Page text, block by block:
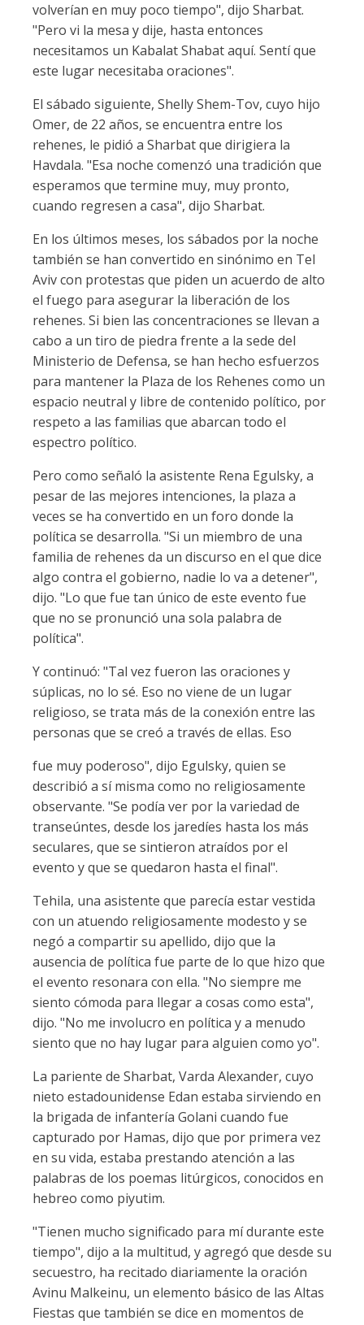
volverían en muy poco tiempo", dijo Sharbat.
"Pero vi la mesa y dije, hasta entonces
necesitamos un Kabalat Shabat aquí. Sentí que
este lugar necesitaba oraciones".
El sábado siguiente, Shelly Shem-Tov, cuyo hijo
Omer, de 22 años, se encuentra entre los
rehenes, le pidió a Sharbat que dirigiera la
Havdala. "Esa noche comenzó una tradición que
esperamos que termine muy, muy pronto,
cuando regresen a casa", dijo Sharbat.
En los últimos meses, los sábados por la noche
también se han convertido en sinónimo en Tel
Aviv con protestas que piden un acuerdo de alto
el fuego para asegurar la liberación de los
rehenes. Si bien las concentraciones se llevan a
cabo a un tiro de piedra frente a la sede del
Ministerio de Defensa, se han hecho esfuerzos
para mantener la Plaza de los Rehenes como un
espacio neutral y libre de contenido político, por
respeto a las familias que abarcan todo el
espectro político.
Pero como señaló la asistente Rena Egulsky, a
pesar de las mejores intenciones, la plaza a
veces se ha convertido en un foro donde la
política se desarrolla. "Si un miembro de una
familia de rehenes da un discurso en el que dice
algo contra el gobierno, nadie lo va a detener",
dijo. "Lo que fue tan único de este evento fue
que no se pronunció una sola palabra de
política".
Y continuó: "Tal vez fueron las oraciones y
súplicas, no lo sé. Eso no viene de un lugar
religioso, se trata más de la conexión entre las
personas que se creó a través de ellas. Eso
fue muy poderoso", dijo Egulsky, quien se
describió a sí misma como no religiosamente
observante. "Se podía ver por la variedad de
transeúntes, desde los jaredíes hasta los más
seculares, que se sintieron atraídos por el
evento y que se quedaron hasta el final".
Tehila, una asistente que parecía estar vestida
con un atuendo religiosamente modesto y se
negó a compartir su apellido, dijo que la
ausencia de política fue parte de lo que hizo que
el evento resonara con ella. "No siempre me
siento cómoda para llegar a cosas como esta",
dijo. "No me involucro en política y a menudo
siento que no hay lugar para alguien como yo".
La pariente de Sharbat, Varda Alexander, cuyo
nieto estadounidense Edan estaba sirviendo en
la brigada de infantería Golani cuando fue
capturado por Hamas, dijo que por primera vez
en su vida, estaba prestando atención a las
palabras de los poemas litúrgicos, conocidos en
hebreo como piyutim.
"Tienen mucho significado para mí durante este
tiempo", dijo a la multitud, y agregó que desde su
secuestro, ha recitado diariamente la oración
Avinu Malkeinu, un elemento básico de las Altas
Fiestas que también se dice en momentos de